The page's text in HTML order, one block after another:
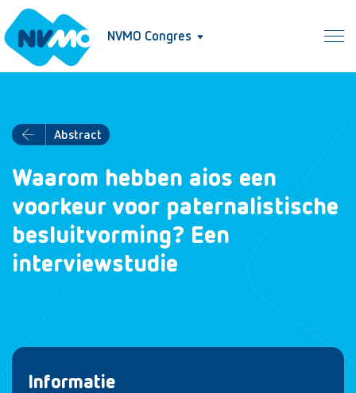
NVMO Congres
Abstract
Waarom hebben aios een
voorkeur voor paternalistische
besluitvorming? Een
interviewstudie
Informatie